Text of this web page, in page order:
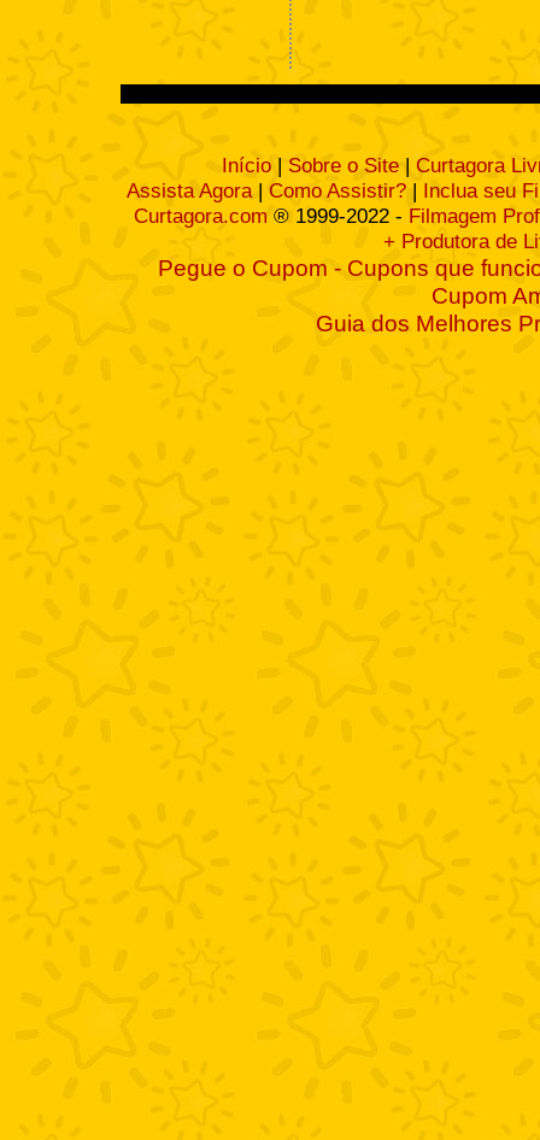
Início | Sobre o Site | Curtagora
Assista Agora| Como Assistir? | Inclua seu
Curtagora.com ® 1999-2022 - Filmagem
+ Produtora de
Pegue o Cupom - Cupons que
Cupom
Guia dos Melhores